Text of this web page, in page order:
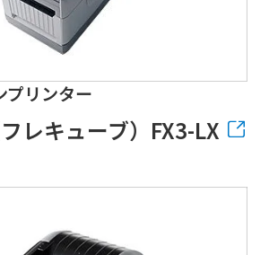
プリンター
レキューブ）FX3-LX